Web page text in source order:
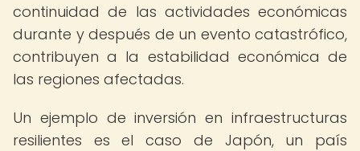
continuidad de las actividades económicas
durante y después de un evento catastrófico,
contribuyen a la estabilidad económica de
las regiones afectadas.
Un ejemplo de inversión en infraestructuras
resilientes es el caso de Japón, un país